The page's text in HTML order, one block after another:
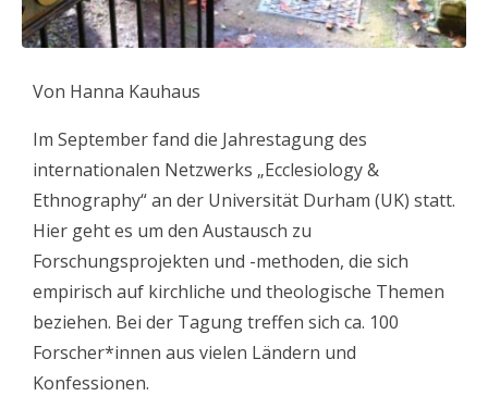
Von Hanna Kauhaus
Im September fand die Jahrestagung des
internationalen Netzwerks „Ecclesiology &
Ethnography“ an der Universität Durham (UK) statt.
Hier geht es um den Austausch zu
Forschungsprojekten und -methoden, die sich
empirisch auf kirchliche und theologische Themen
beziehen. Bei der Tagung treffen sich ca. 100
Forscher*innen aus vielen Ländern und
Konfessionen.